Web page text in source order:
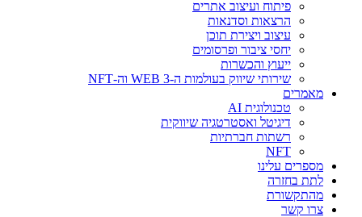
פיתוח ועיצוב אתרים
הרצאות וסדנאות
עיצוב ויצירת תוכן
יחסי ציבור ופרסומים
ייעוץ והכשרות
שירותי שיווק בעולמות ה-WEB 3 וה-NFT
מאמרים
טכנולוגית AI
דיגיטל ואסטרטגיה שיווקית
רשתות חברתיות
NFT
מספרים עלינו
לתת בחזרה
מהתקשורת
צרו קשר